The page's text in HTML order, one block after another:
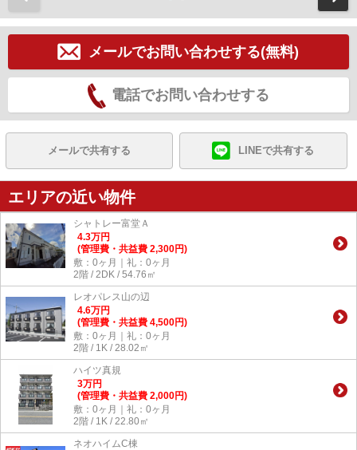
メールでお問い合わせする(無料)
電話でお問い合わせする
メールで共有する LINEで共有する
エリアの近い物件
シャトレー富堂Ａ
4.3万円
(管理費・共益費 2,300円)
敷：0ヶ月｜礼：0ヶ月
2階 / 2DK / 54.76㎡
レオパレス山の辺
4.6万円
(管理費・共益費 4,500円)
敷：0ヶ月｜礼：0ヶ月
2階 / 1K / 28.02㎡
ハイツ真規
3万円
(管理費・共益費 2,000円)
敷：0ヶ月｜礼：0ヶ月
2階 / 1K / 22.80㎡
ネオハイムC棟